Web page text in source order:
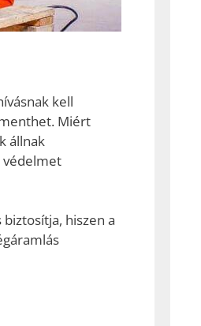
kell
Miért
állnak
védelmet
hiszen a